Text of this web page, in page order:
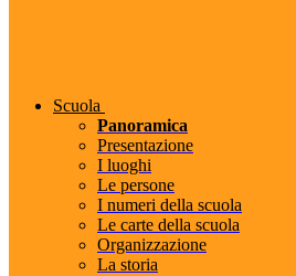
Scuola
Panoramica
Presentazione
I luoghi
Le persone
I numeri della scuola
Le carte della scuola
Organizzazione
La storia